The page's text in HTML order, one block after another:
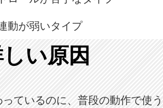
動が弱いタイプ
い原因
ているのに、普段の動作で使